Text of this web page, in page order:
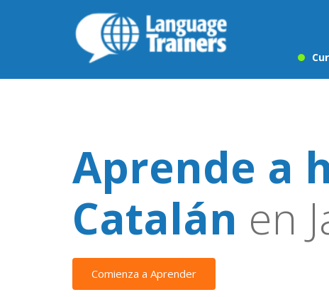
Aprende a
Catalán en
Comienza a Aprender